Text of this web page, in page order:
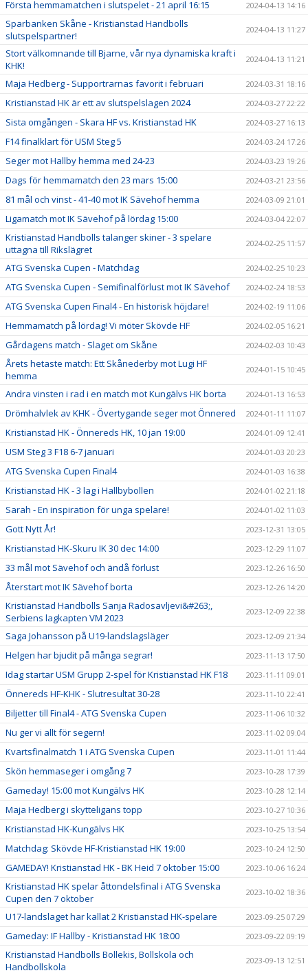
Första hemmamatchen i slutspelet - 21 april 16:15 2024-04-13 14:16
Sparbanken Skåne - Kristianstad Handbolls
slutspelspartner!
2024-04-13 11:27
Stort välkomnande till Bjarne, vår nya dynamiska kraft i
KHK!
2024-04-13 11:21
Maja Hedberg - Supportrarnas favorit i februari 2024-03-31 18:16
Kristianstad HK är ett av slutspelslagen 2024 2024-03-27 22:22
Sista omgången - Skara HF vs. Kristianstad HK 2024-03-27 16:13
F14 finalklart för USM Steg 5 2024-03-24 17:26
Seger mot Hallby hemma med 24-23 2024-03-23 19:26
Dags för hemmamatch den 23 mars 15:00 2024-03-21 23:56
81 mål och vinst - 41-40 mot IK Sävehof hemma 2024-03-09 21:01
Ligamatch mot IK Sävehof på lördag 15:00 2024-03-04 22:07
Kristianstad Handbolls talanger skiner - 3 spelare
uttagna till Rikslägret
2024-02-25 11:57
ATG Svenska Cupen - Matchdag 2024-02-25 10:23
ATG Svenska Cupen - Semifinalförlust mot IK Sävehof 2024-02-24 18:53
ATG Svenska Cupen Final4 - En historisk höjdare! 2024-02-19 11:06
Hemmamatch på lördag! Vi möter Skövde HF 2024-02-05 16:21
Gårdagens match - Slaget om Skåne 2024-02-03 10:43
Årets hetaste match: Ett Skånederby mot Lugi HF
hemma
2024-01-15 10:45
Andra vinsten i rad i en match mot Kungälvs HK borta 2024-01-13 16:53
Drömhalvlek av KHK - Övertygande seger mot Önnered 2024-01-11 11:07
Kristianstad HK - Önnereds HK, 10 jan 19:00 2024-01-09 12:41
USM Steg 3 F18 6-7 januari 2024-01-03 20:23
ATG Svenska Cupen Final4 2024-01-03 16:38
Kristianstad HK - 3 lag i Hallbybollen 2024-01-02 21:18
Sarah - En inspiration för unga spelare! 2024-01-02 11:03
Gott Nytt År! 2023-12-31 13:05
Kristianstad HK-Skuru IK 30 dec 14:00 2023-12-29 11:07
33 mål mot Sävehof och ändå förlust 2023-12-26 16:50
Återstart mot IK Sävehof borta 2023-12-26 14:20
Kristianstad Handbolls Sanja Radosavljevi&#263;,
Serbiens lagkapten VM 2023
2023-12-09 22:38
Saga Johansson på U19-landslagsläger 2023-12-09 21:34
Helgen har bjudit på många segrar! 2023-11-13 17:50
Idag startar USM Grupp 2-spel för Kristianstad HK F18 2023-11-11 09:01
Önnereds HF-KHK - Slutresultat 30-28 2023-11-10 22:41
Biljetter till Final4 - ATG Svenska Cupen 2023-11-06 10:32
Nu ger vi allt för segern! 2023-11-02 09:04
Kvartsfinalmatch 1 i ATG Svenska Cupen 2023-11-01 11:44
Skön hemmaseger i omgång 7 2023-10-28 17:39
Gameday! 15:00 mot Kungälvs HK 2023-10-28 12:14
Maja Hedberg i skytteligans topp 2023-10-27 10:36
Kristianstad HK-Kungälvs HK 2023-10-25 13:54
Matchdag: Skövde HF-Kristianstad HK 19:00 2023-10-24 12:50
GAMEDAY! Kristianstad HK - BK Heid 7 oktober 15:00 2023-10-06 16:24
Kristianstad HK spelar åttondelsfinal i ATG Svenska
Cupen den 7 oktober
2023-10-02 18:36
U17-landslaget har kallat 2 Kristianstad HK-spelare 2023-09-25 07:29
Gameday: IF Hallby - Kristianstad HK 18:00 2023-09-22 09:19
Kristianstad Handbolls Bollekis, Bollskola och
Handbollskola
2023-09-13 12:51